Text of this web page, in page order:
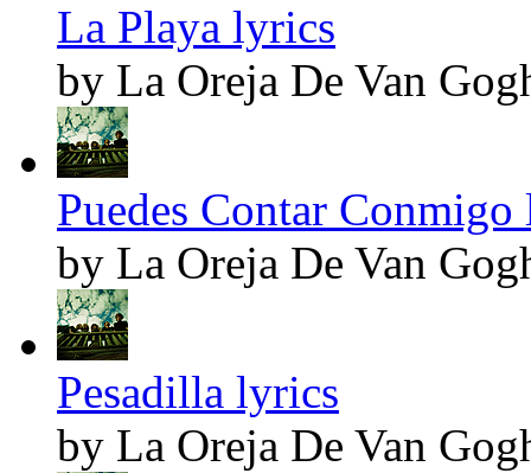
La Playa lyrics
by La Oreja De Van
Puedes Contar
by La Oreja De Van
Pesadilla lyrics
by La Oreja De Van